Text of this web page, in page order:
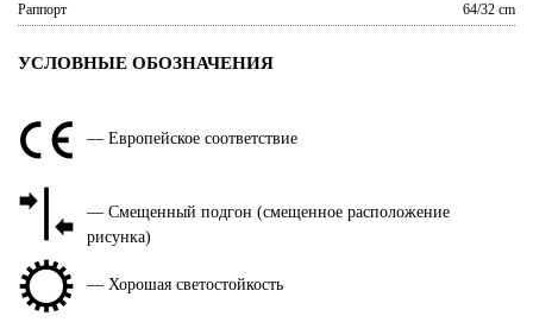
Раппорт
64/32 cm
УСЛОВНЫЕ ОБОЗНАЧЕНИЯ
— Европейское соответствие
— Смещенный подгон (смещенное расположение
рисунка)
— Хорошая светостойкость